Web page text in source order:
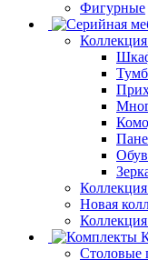
Фигурные
Новая
Столовые